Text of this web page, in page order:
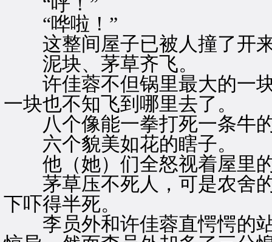
“哗啦！”
这整间屋子已被人撞了开
泥块、茅草齐飞。
许佳蓉不但锅里最大的一块
一块也不知飞到哪里去了。
八个像能一拳打死一条牛
六个貌美如花的瞎子。
他（她）们全怒视着屋里的
茅草压不死人，可是农舍的
下吓得半死。
李员外和许佳蓉直愕愕的站